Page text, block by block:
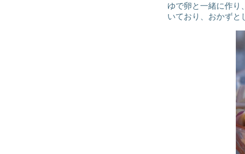
ゆで卵と一緒に作り
いており、おかずと